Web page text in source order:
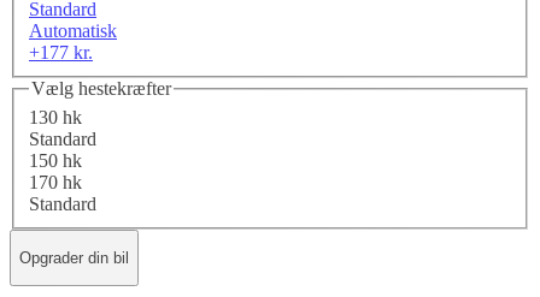
Standard
Automatisk
+177 kr.
Vælg hestekræfter
130 hk
Standard
150 hk
170 hk
Standard
Opgrader din bil